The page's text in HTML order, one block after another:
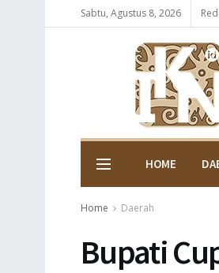
Sabtu, Agustus 8, 2026
HOME
Home Daerah
Bupati